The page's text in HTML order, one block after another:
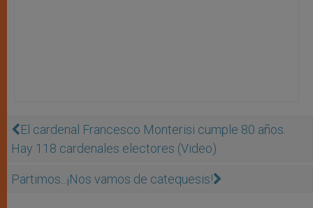
El cardenal Francesco Monterisi cumple 80 años.
Hay 118 cardenales electores (Video)
Partimos...¡Nos vamos de catequesis!